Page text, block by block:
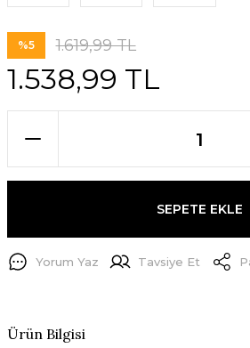
%5 1.619,99 TL
1.538,99 TL
SEPETE EKLE
Yorum Yaz Tavsiye Et
Ürün Bilgisi